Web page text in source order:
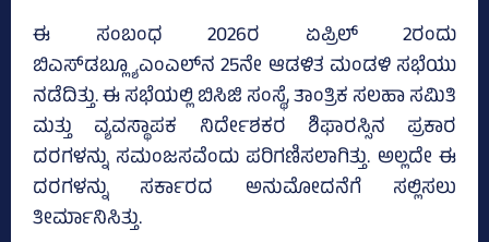
ಈ ಸಂಬಂಧ 2026ರ ಏಪ್ರಿಲ್‌ 2ರಂದು
ಬಿಎಸ್‌ಡಬ್ಲ್ಯೂಎಂಎಲ್‌ನ 25ನೇ ಆಡಳಿತ ಮಂಡಳಿ ಸಭೆಯು
ನಡೆದಿತ್ತು. ಈ ಸಭೆಯಲ್ಲಿ ಬಿಸಿಜಿ ಸಂಸ್ಥೆ, ತಾಂತ್ರಿಕ ಸಲಹಾ ಸಮಿತಿ
ಮತ್ತು ವ್ಯವಸ್ಥಾಪಕ ನಿರ್ದೇಶಕರ ಶಿಫಾರಸ್ಸಿನ ಪ್ರಕಾರ
ದರಗಳನ್ನು ಸಮಂಜಸವೆಂದು ಪರಿಗಣಿಸಲಾಗಿತ್ತು. ಅಲ್ಲದೇ ಈ
ದರಗಳನ್ನು ಸರ್ಕಾರದ ಅನುಮೋದನೆಗೆ ಸಲ್ಲಿಸಲು
ತೀರ್ಮಾನಿಸಿತ್ತು.